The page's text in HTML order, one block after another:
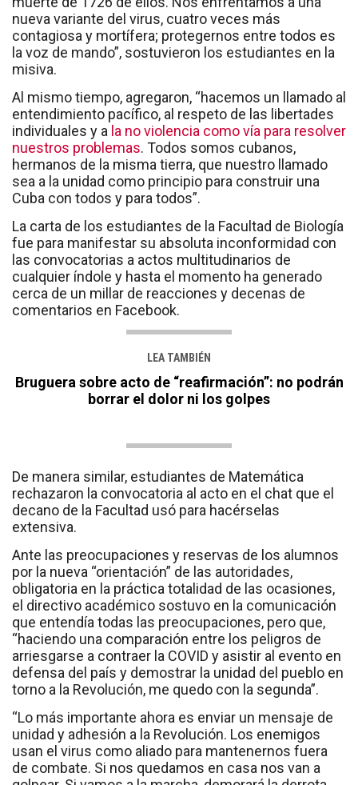
nueva variante del virus, cuatro veces más
contagiosa y mortífera; protegernos entre todos es
la voz de mando”, sostuvieron los estudiantes en la
misiva.
Al mismo tiempo, agregaron, “hacemos un llamado al
entendimiento pacífico, al respeto de las libertades
individuales y a la no violencia como vía para resolver
nuestros problemas. Todos somos cubanos,
hermanos de la misma tierra, que nuestro llamado
sea a la unidad como principio para construir una
Cuba con todos y para todos”.
La carta de los estudiantes de la Facultad de Biología
fue para manifestar su absoluta inconformidad con
las convocatorias a actos multitudinarios de
cualquier índole y hasta el momento ha generado
cerca de un millar de reacciones y decenas de
comentarios en Facebook.
LEA TAMBIÉN
Bruguera sobre acto de “reafirmación”: no podrán
borrar el dolor ni los golpes
De manera similar, estudiantes de Matemática
rechazaron la convocatoria al acto en el chat que el
decano de la Facultad usó para hacérselas
extensiva.
Ante las preocupaciones y reservas de los alumnos
por la nueva “orientación” de las autoridades,
obligatoria en la práctica totalidad de las ocasiones,
el directivo académico sostuvo en la comunicación
que entendía todas las preocupaciones, pero que,
“haciendo una comparación entre los peligros de
arriesgarse a contraer la COVID y asistir al evento en
defensa del país y demostrar la unidad del pueblo en
torno a la Revolución, me quedo con la segunda”.
“Lo más importante ahora es enviar un mensaje de
unidad y adhesión a la Revolución. Los enemigos
usan el virus como aliado para mantenernos fuera
de combate. Si nos quedamos en casa nos van a